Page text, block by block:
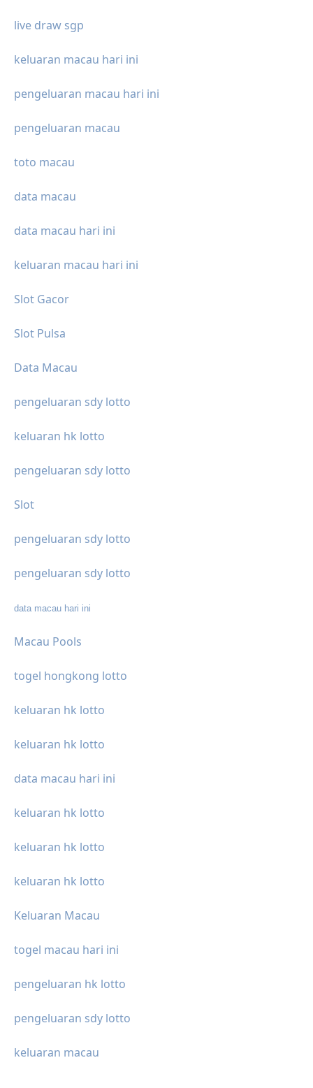
live draw sgp
keluaran macau hari ini
pengeluaran macau hari ini
pengeluaran macau
toto macau
data macau
data macau hari ini
keluaran macau hari ini
Slot Gacor
Slot Pulsa
Data Macau
pengeluaran sdy lotto
keluaran hk lotto
pengeluaran sdy lotto
Slot
pengeluaran sdy lotto
pengeluaran sdy lotto
data macau hari ini
Macau Pools
togel hongkong lotto
keluaran hk lotto
keluaran hk lotto
data macau hari ini
keluaran hk lotto
keluaran hk lotto
keluaran hk lotto
Keluaran Macau
togel macau hari ini
pengeluaran hk lotto
pengeluaran sdy lotto
keluaran macau